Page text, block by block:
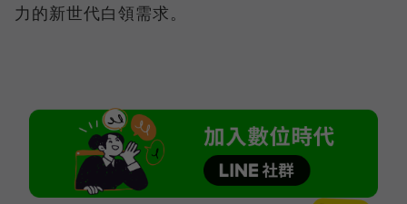
力的新世代白領需求。